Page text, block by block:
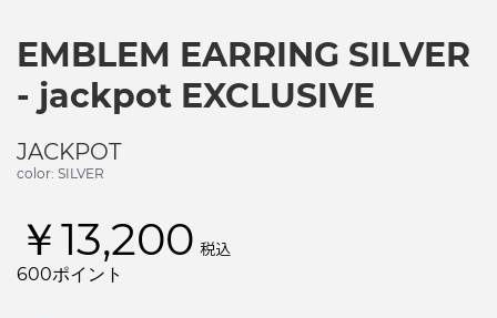
EMBLEM EARRING SILVER
- jackpot EXCLUSIVE
JACKPOT
color: SILVER
￥13,200 税込
600ポイント